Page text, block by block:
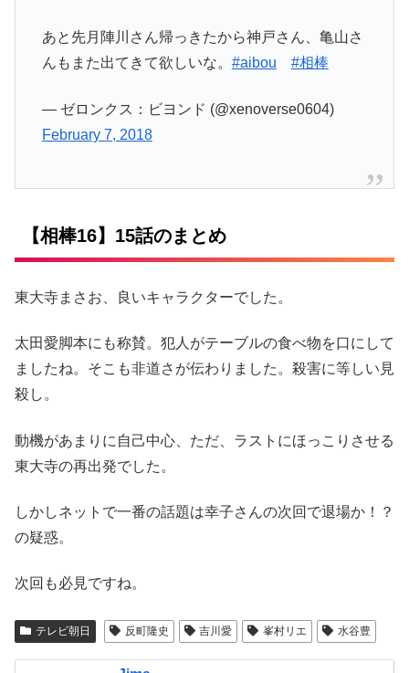
あと先月陣川さん帰っきたから神戸さん、亀山さ
んもまた出てきて欲しいな。 #aibou #相棒
— ゼロンクス：ビヨンド (@xenoverse0604)
February 7, 2018
【相棒16】15話のまとめ
東大寺まさお、良いキャラクターでした。
太田愛脚本にも称賛。犯人がテーブルの食べ物を口にして
ましたね。そこも非道さが伝わりました。殺害に等しい見
殺し。
動機があまりに自己中心、ただ、ラストにほっこりさせる
東大寺の再出発でした。
しかしネットで一番の話題は幸子さんの次回で退場か！？
の疑惑。
次回も必見ですね。
テレビ朝日 反町隆史 吉川愛 峯村リエ 水谷豊